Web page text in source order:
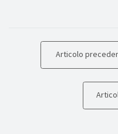
Articolo